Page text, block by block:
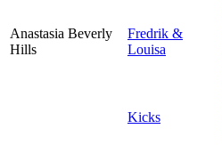
Anastasia Beverly
Hills
Fredrik &
Louisa
Kicks